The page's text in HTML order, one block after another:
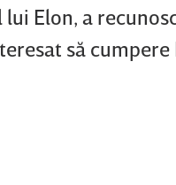
lui Elon, a
să